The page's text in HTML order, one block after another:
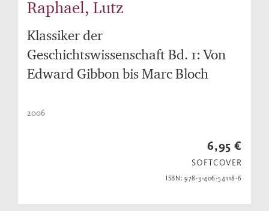
Raphael, Lutz
Klassiker der
Geschichtswissenschaft Bd. 1: Von
Edward Gibbon bis Marc Bloch
2006
6,95 €
SOFTCOVER
ISBN: 978-3-406-54118-6